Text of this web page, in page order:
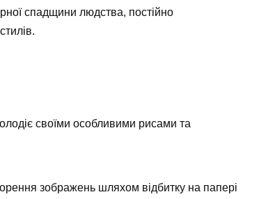
спадщини людства, постійно
своїми особливими рисами та
зображень шляхом відбитку на папері